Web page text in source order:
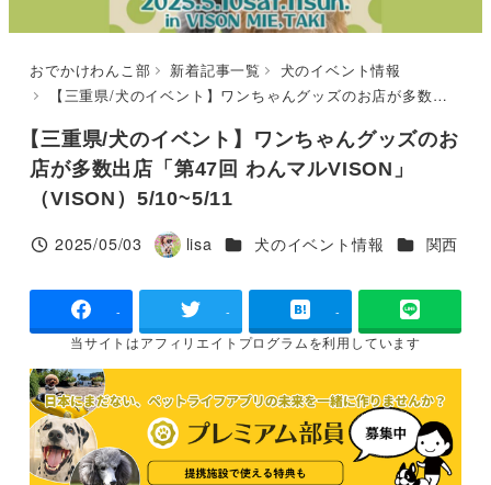
おでかけわんこ部 新着記事一覧
犬のイベント情報
【三重県/犬のイベント】ワンちゃんグッズのお店が多数出店「第47回 わんマルVISON」（VISON）5/10~5/11
【三重県/犬のイベント】ワンちゃんグッズのお
店が多数出店「第47回 わんマルVISON」
（VISON）5/10~5/11
投稿日
2025/05/03
著
lisa カテゴリー
犬のイベント情報 カテゴリー
関西
- - -
当サイトはアフィリエイトプログラムを利用しています